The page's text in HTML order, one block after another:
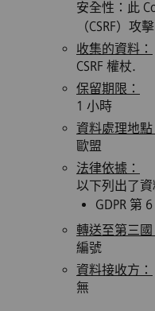
安全性：此
（CSRF）攻擊
收集的資料：
CSRF 權杖.
保留期限：
1 小時
資料處理地點
歐盟
法律依據：
以下列出了
GDPR 第
轉送至第三國
編號
資料接收方：
無